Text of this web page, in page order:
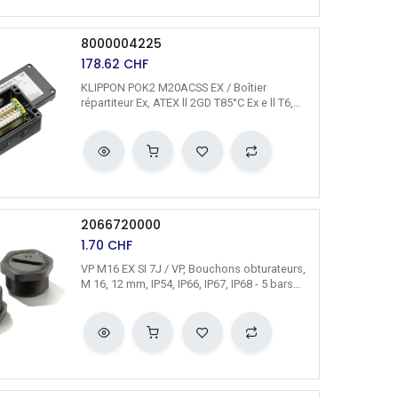
8000004225
178.62 CHF
KLIPPON POK2 M20ACSS EX / Boîtier
répartiteur Ex, ATEX ll 2GD T85°C Ex e ll T6,
B: 2 x M20x1,5 / Weidmüller
2066720000
1.70 CHF
VP M16 EX SI 7J / VP, Bouchons obturateurs,
M 16, 12 mm, IP54, IP66, IP67, IP68 - 5 bars